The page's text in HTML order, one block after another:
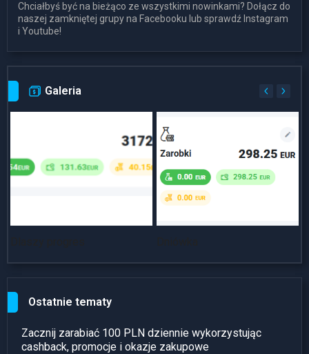
Chciałbyś być na bieżąco ze wszystkimi nowinkami? Dołącz do
naszej zamkniętej grupy na Facebooku lub sprawdź Instagram
i Youtube!
Galeria
Ostatnie tematy
Zacznij zarabiać 100 PLN dziennie wykorzystując
cashback, promocje i okazje zakupowe